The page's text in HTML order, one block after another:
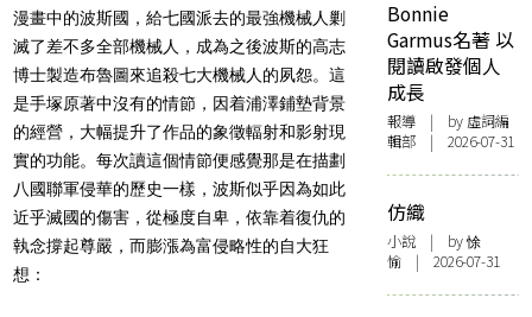
漫畫中的波斯國，給七國派去的最強機械人剿
滅了差不多全部機械人，成為之後波斯的高志
博士製造布魯圖來追殺七大機械人的夙怨。這
是手塚原著中沒有的情節，因着浦澤鋪墊背景
的經營，大幅提升了作品的象徵輻射和影射現
實的功能。每次讀這個情節便感覺那是在描劃
八國聯軍侵華的歷史一樣，波斯似乎因為如此
近乎滅國的傷害，從極度自卑，依靠着復仇的
執念撐起尊嚴，而膨漲為富侵略性的自大狂
想：
Bonnie
Garmus名著 以
閱讀啟發個人
成長
報導 | by 虛詞編
輯部 | 2026-07-31
仿織
小說 | by 悇
愉 | 2026-07-31